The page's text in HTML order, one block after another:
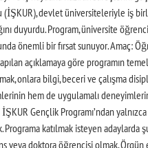
devlet üniversiteleriyle iş
duyurdu. Program, üniversite
önemli bir fırsat sunuyor. Amaç:
açıklamaya göre programın
onlara bilgi, beceri ve çalışma
hem de uygulamalı
Gençlik Programı’ndan
katılmak isteyen adaylarda
veya doktora öğrencisi olmak,